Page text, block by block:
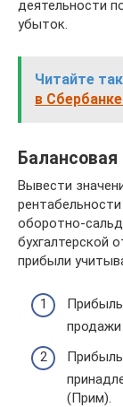
деятельности
убыток.
Читайте
в
Вывести
оборотно-
бухгалтерской
прибыли
(Прим).